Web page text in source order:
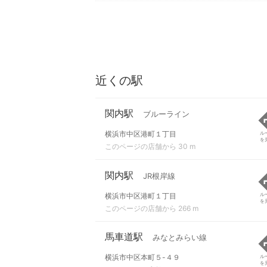
近くの駅
関内駅 ブルーライン
横浜市中区港町１丁目
このページの店舗から 30 m
ル
を
関内駅 JR根岸線
横浜市中区港町１丁目
このページの店舗から 266 m
ル
を
馬車道駅 みなとみらい線
横浜市中区本町５-４９
ル
を